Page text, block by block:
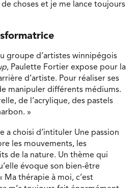
de choses et je me lance toujours
groupe d’artistes winnipégois
, Paulette Fortier expose pour la
d’artiste. Pour réaliser ses
manipuler différents médiums.
de l’acrylique, des pastels
»
a choisi d’intituler Une passion
les mouvements, les
de la nature. Un thème qui
évoque son bien-être
Ma thérapie à moi, c’est